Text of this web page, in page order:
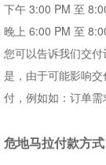
下午 3:00 PM 至
晚上 6:00 PM 至
您可以告诉我们交
是，由于可能影响
付，例如如：订单需
危地马拉付款方式